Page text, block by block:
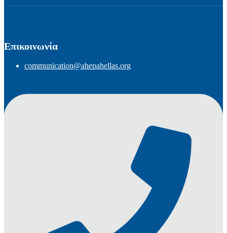
Επικοινωνία
communication@ahepahellas.org